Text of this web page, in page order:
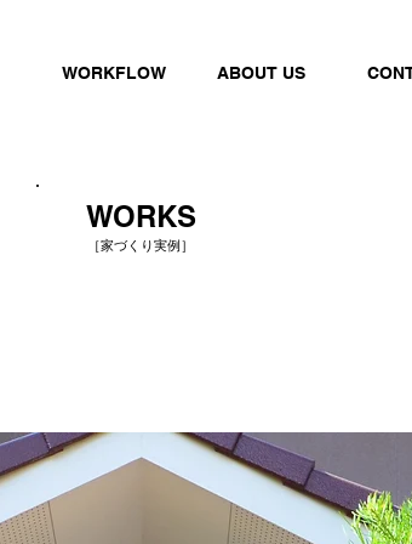
WORKFLOW ABOUT US
WORKS
［家づくり実例］